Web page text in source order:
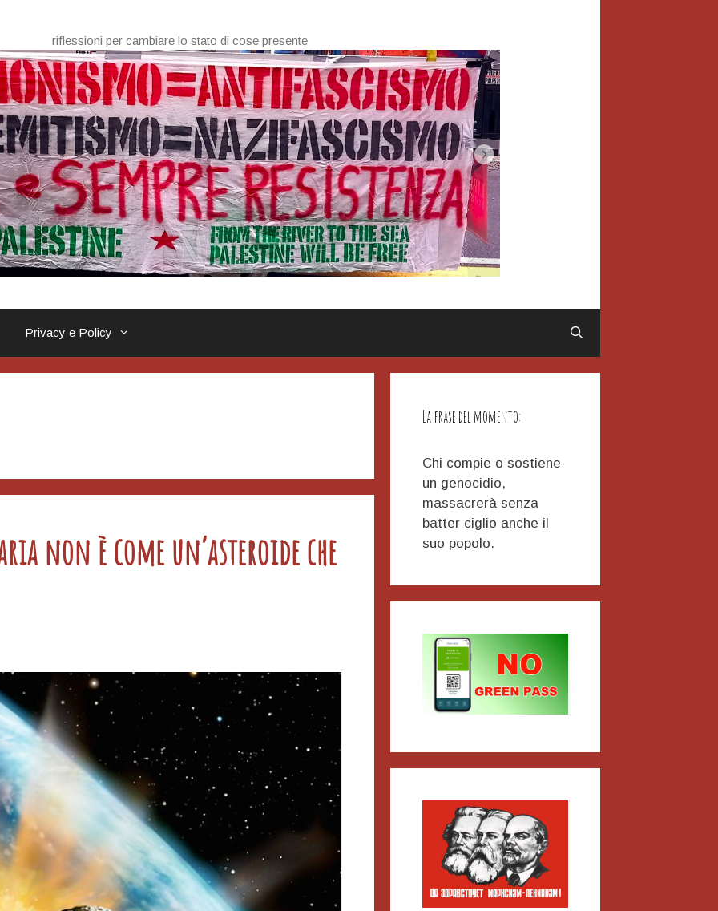
riflessioni per cambiare lo stato di cose presente
Privacy e Policy
non è come un’asteroide che
La frase del momento:
Chi compie o sostiene
un genocidio,
massacrerà senza
batter ciglio anche il
suo popolo.